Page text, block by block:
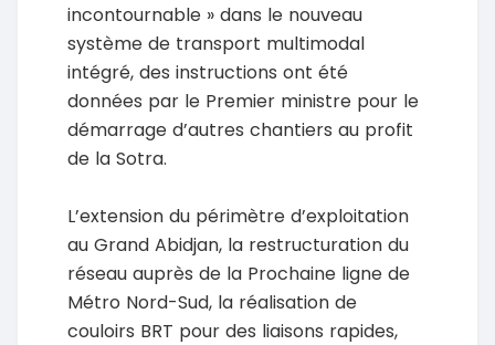
incontournable » dans le nouveau
système de transport multimodal
intégré, des instructions ont été
données par le Premier ministre pour le
démarrage d’autres chantiers au profit
de la Sotra.
L’extension du périmètre d’exploitation
au Grand Abidjan, la restructuration du
réseau auprès de la Prochaine ligne de
Métro Nord-Sud, la réalisation de
couloirs BRT pour des liaisons rapides,